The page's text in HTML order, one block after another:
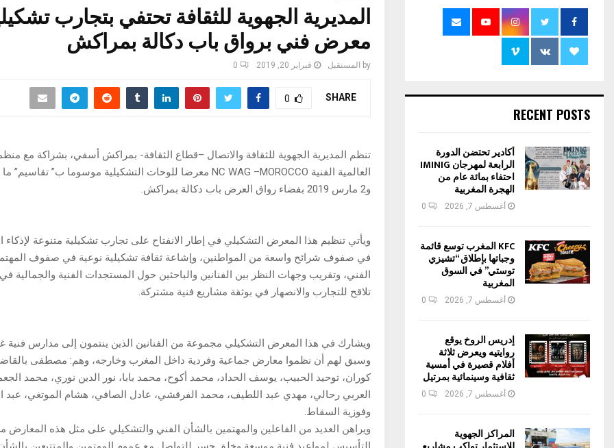
المديرية الجهوية للثقافة تحتفي بتجارب
معرض فني برواق باب دكالة بمراكش
by المستقبل فبراير 20, 2019 0
SHARE
0
تنظم المديرية الجهوية للثقافة والاتصال –قطاع الثقافة- بمراكش أسفي، بشراكة مع
و2 مارس 2019 بفضاء رواق العرض باب دكالة بمراكش.
ويأتي تنظيم هذا المعرض التشكيلي في إطار الانفتاح على تجارب تشكيلية متنوعة لإذكاء
في صفوف شرائح واسعة من المواطنين، وإشاعة ثقافة تشكيلية نوعية في صفوف
الفني، وتقريب وجهات النظر بين الفنانين والباحثين حول المستجدات الفنية والجمالية
تلاقح للتجارب والانصهار في بوثقة مشاريع فنية مشتركة.
ويشارك في هذا المعرض التشكيلي مجموعة من الفنانين الذين ينتمون إلى مدارس فنية
وسبق لهم أن نظموا معارض جماعية وفردية داخل المغرب وخارجه، وهم: مصطفى
كوران، توحيد الحبيب، يوسف الحداد، محمد أكوح، محمد بابا، نور الدين نوري، محمد
العربي رحالي، مهدي عبد اللطيف، محمد الفرقشي، عادل الصافي، هشام الموتغي، عبد
وفوزية السقاط.
ويراهن العديد من الفاعلين والمهتمين بالشأن الفني والتشكيلي على مثل هذه المعارض
RECENT POSTS
أكادير تحتضن الدورة
الرابعة لمهرجان IMINIG
احتفاء بمائة عام من
الهجرة المغربية
أغسطس 7, 2026 0
KFC المغرب توسع قائمة
وجباتها بإطلاق “تشيزي
توستي” في السوق
المغربية
أغسطس 7, 2026 0
إدريس الروخ يوقع
روايتيه ويعرض ثلاثة
أفلام قصيرة في أمسية
ثقافية وسينمائية بمرتيل
أغسطس 7, 2026 0
المراكز الجهوية